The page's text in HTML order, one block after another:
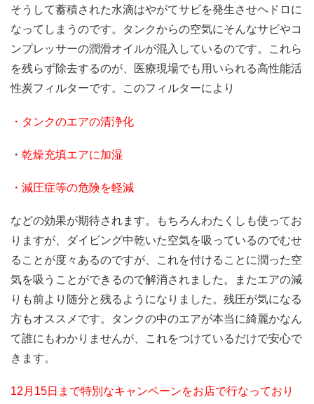
そうして蓄積された水滴はやがてサビを発生させヘドロに
なってしまうのです。タンクからの空気にそんなサビやコ
ンプレッサーの潤滑オイルが混入しているのです。これら
を残らず除去するのが、医療現場でも用いられる高性能活
性炭フィルターです。このフィルターにより
・タンクのエアの清浄化
・ 乾燥充填エアに加湿
・減圧症等の危険を軽減
などの効果が期待されます。もちろんわたくしも使ってお
りますが、ダイビング中乾いた空気を吸っているのでむせ
ることが度々あるのですが、これを付けることに潤った空
気を吸うことができるので解消されました。またエアの減
りも前より随分と残るようになりました。残圧が気になる
方もオススメです。タンクの中のエアが本当に綺麗かなん
て誰にもわかりませんが、これをつけているだけで安心で
きます。
12月15日まで特別なキャンペーンをお店で行なっており